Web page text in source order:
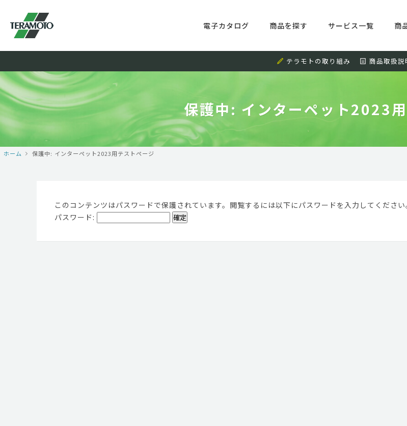
電子カタログ 商品を探す サービス一覧 商
テラモトの取り組み 商品取扱説
保護中: インターペット2023
ホーム 保護中: インターペット2023用テストページ
このコンテンツはパスワードで保護されています。閲覧するには以下にパスワードを入力してください
パスワード: